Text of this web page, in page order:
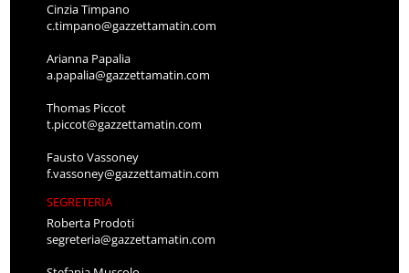
Cinzia Timpano
c.timpano@gazzettamatin.com
Arianna Papalia
a.papalia@gazzettamatin.com
Thomas Piccot
t.piccot@gazzettamatin.com
Fausto Vassoney
f.vassoney@gazzettamatin.com
SEGRETERIA
Roberta Prodoti
segreteria@gazzettamatin.com